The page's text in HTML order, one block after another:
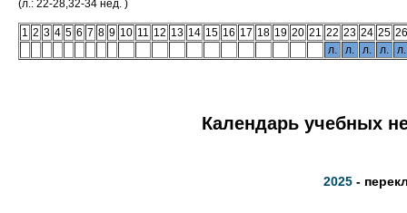
(л.: 22-28,32-34 нед. )
1 2 3 4 5 6 7 8 9 10 11 12 13 14 15 16 17 18 19 20 21 22 23 24 25 26
л.
л. л. л. л.
Календарь учебных
2025 -